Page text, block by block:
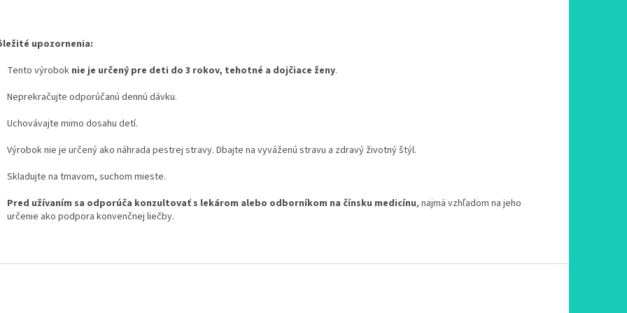
upozornenia:
Tento výrobok nie je určený pre deti do 3 rokov, tehotné a dojčiace ženy.
Neprekračujte odporúčanú dennú dávku.
Uchovávajte mimo dosahu detí.
Výrobok nie je určený ako náhrada pestrej stravy. Dbajte na vyváženú stravu a zdravý životný štýl.
Skladujte na tmavom, suchom mieste.
Pred užívaním sa odporúča konzultovať s lekárom alebo odborníkom na čínsku medicínu, najmä vzhľadom na jeho
určenie ako podpora konvenčnej liečby.